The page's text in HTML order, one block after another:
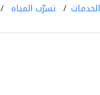
الخدمات تسرّب المياه